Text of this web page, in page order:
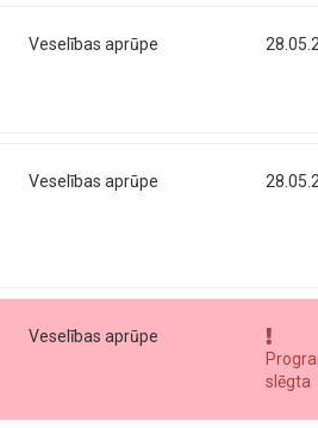
Veselības aprūpe
Veselības aprūpe
Veselības aprūpe
slēgta